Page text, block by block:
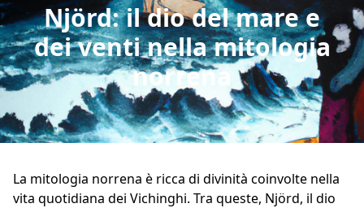
Njörd: il dio del mare e
dei venti nella mitologia
norrena
La mitologia norrena è ricca di divinità coinvolte nella
vita quotidiana dei Vichinghi. Tra queste, Njörd, il dio